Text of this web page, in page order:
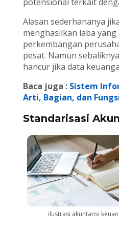
Alasan sederhananya
menghasilkan laba
perkembangan
pesat. Namun
hancur jika data
Baca juga : Sistem
Arti, Bagian, dan
Standarisasi
ilustrasi akuntansi